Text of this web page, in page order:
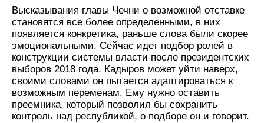
Высказывания главы Чечни о возможной отставке
становятся все более определенными, в них
появляется конкретика, раньше слова были скорее
эмоциональными. Сейчас идет подбор ролей в
конструкции системы власти после президентских
выборов 2018 года. Кадыров может уйти наверх,
своими словами он пытается адаптироваться к
возможным переменам. Ему нужно оставить
преемника, который позволил бы сохранить
контроль над республикой, о подборе он и говорит.